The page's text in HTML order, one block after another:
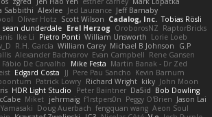
Sabbithi Alexlee Jed Laurance Jeff Barnaby
Oliver Hotz Scott Wilson Cadalog, Inc. Tobias Rösli
sean dunderdale Erel Herzog OroborosNZ RaptorBricks
Ike Li Pietro Ponti William Unsworth Lorie Loeb
R.H. García William Carey Michael B Johnson
G.P
Alexander Bachvarov Evan Campbell Rene Gansen
Fábio De Carvalho Mike Festa Martin Banak - Dr Zed
Edgard Costa JJ Pere Pau Sancho Kevin Barnum
Patrick Lowry Richard Wright kiky John Moon
HDR Light Studio Peter Baintner Da5id Bob Dowling
Miket jehrmaig f1rstpers0n Peggy O'Brien Jason Lai
Doug Auerbach fengquan wang Aeon Soul